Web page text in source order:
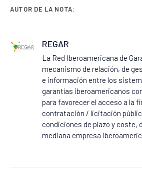
AUTOR DE LA NOTA:
REGAR
La Red Iberoamericana de
mecanismo de relación, de
e información entre los
garantías iberoamericanos
para favorecer el acceso a la
contratación / licitación
condiciones de plazo y coste,
mediana empresa